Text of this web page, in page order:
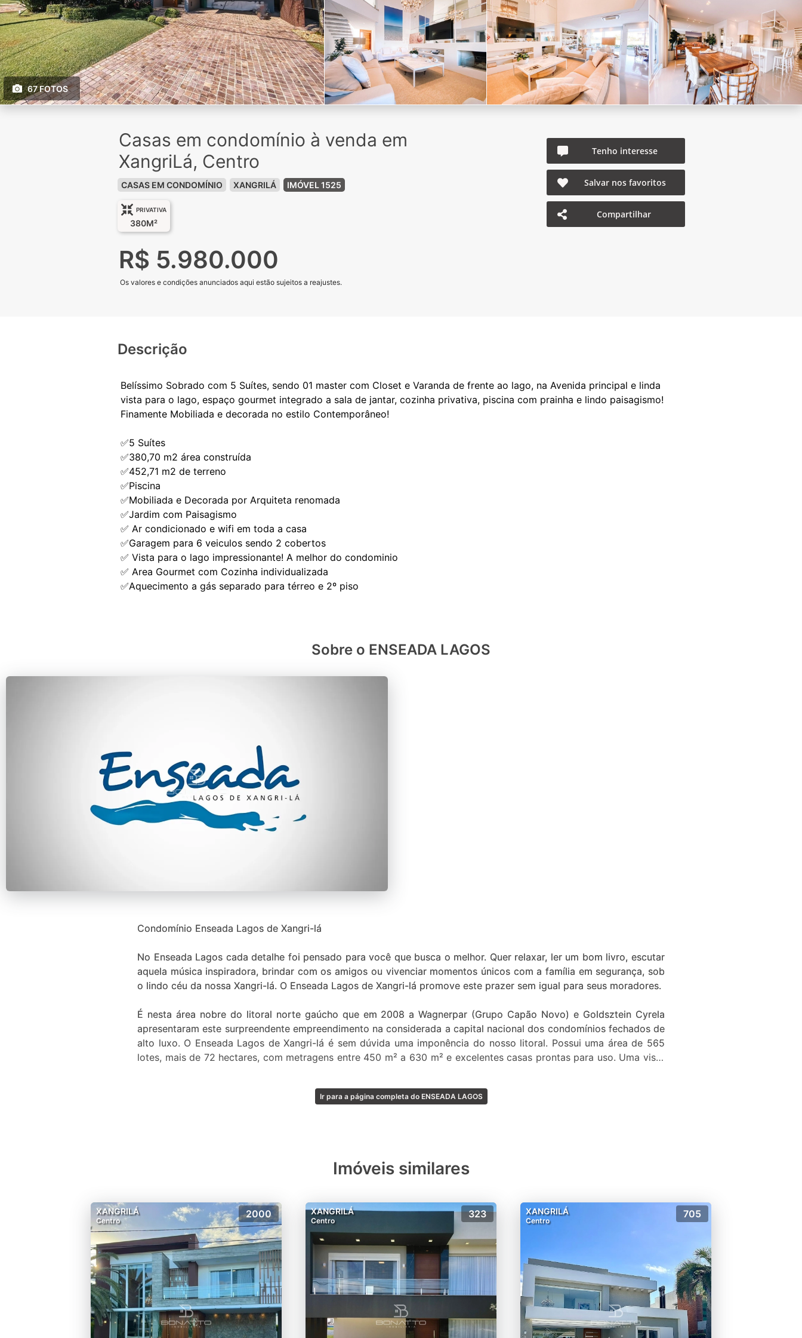
67 FOTOS
Casas em condomínio à venda em
XangriLá, Centro
CASAS EM CONDOMÍNIO XANGRILÁ IMÓVEL 1525
PRIVATIVA
380M²
R$ 5.980.000
Os valores e condições anunciados aqui estão sujeitos a reajustes.
Tenho interesse
Salvar nos favoritos
Compartilhar
Descrição
Belíssimo Sobrado com 5 Suítes, sendo 01 master com Closet e Varanda de frente ao lago, na Avenida principal e linda
vista para o lago, espaço gourmet integrado a sala de jantar, cozinha privativa, piscina com prainha e lindo paisagismo!
Finamente Mobiliada e decorada no estilo Contemporâneo!
✅5 Suítes
✅380,70 m2 área construída
✅452,71 m2 de terreno
✅Piscina
✅Mobiliada e Decorada por Arquiteta renomada
✅Jardim com Paisagismo
✅ Ar condicionado e wifi em toda a casa
✅Garagem para 6 veiculos sendo 2 cobertos
✅ Vista para o lago impressionante! A melhor do condominio
✅ Area Gourmet com Cozinha individualizada
Sobre o ENSEADA LAGOS
Condomínio Enseada Lagos de Xangri-lá
No Enseada Lagos cada detalhe foi pensado para você que busca o melhor. Quer relaxar, ler um bom livro, escutar
aquela música inspiradora, brindar com os amigos ou vivenciar momentos únicos com a família em segurança, sob
o lindo céu da nossa Xangri-lá. O Enseada Lagos de Xangri-lá promove este prazer sem igual para seus moradores.
É nesta área nobre do litoral norte gaúcho que em 2008 a Wagnerpar (Grupo Capão Novo) e Goldsztein Cyrela
apresentaram este surpreendente empreendimento na considerada a capital nacional dos condomínios fechados de
alto luxo. O Enseada Lagos de Xangri-lá é sem dúvida uma imponência do nosso litoral. Possui uma área de 565
lotes, mais de 72 hectares, com metragens entre 450 m² a 630 m² e excelentes casas prontas para uso. Uma vista
transfer, cadeiras e guarda-sóis para no verão contemplar a beira-mar todos os dias.
Sua vida em completa harmonia e bem-estar no endereço mais desejado de Xangri-lá.
Ir para a página completa do ENSEADA LAGOS
Imóveis similares
XANGRILÁ
Centro
2000 XANGRILÁ
Centro
323 XANGRILÁ
Centro
705